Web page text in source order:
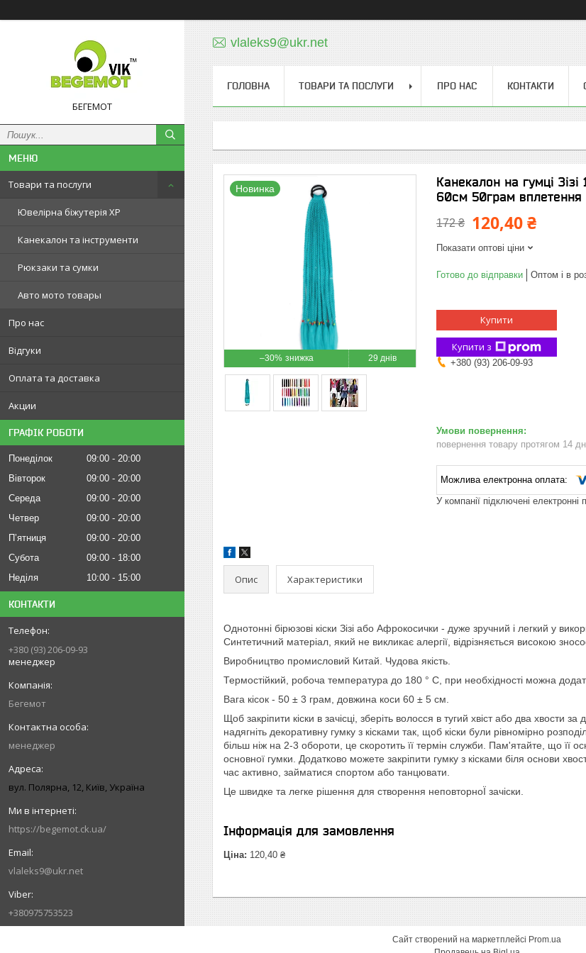
БЕГЕМОТ
Товари та послуги
Ювелірна біжутерія XP
Канекалон та інструменти
Рюкзаки та сумки
Авто мото товары
Про нас
Відгуки
Оплата та доставка
Акции
ГРАФІК РОБОТИ
Понеділок 09:00
20:00
Вівторок
09:00
20:00
Середа
09:00
20:00
Четвер
09:00
20:00
Пʼятниця
09:00
20:00
Субота
09:00
18:00
Неділя
10:00 15:00
КОНТАКТИ
+380 (93) 206-09-93
менеджер
Бегемот
менеджер
вул. Полярна, 12, Київ, Україна
https://begemot.ck.ua/
vlaleks9@ukr.net
+380975753523
vlaleks9@ukr.net
ГОЛОВНА ТОВАРИ ТА ПОСЛУГИ ПРО НАС КОНТАКТИ
–30% 29 днів
Новинка
Канекалон на гумці
60см 50грам вплетення
172 ₴ 120,40 ₴
Показати оптові ціни
Готово до відправки Оптом і в
Купити
Купити з
+380 (93) 206-09-93
повернення товару протягом 14
У компанії підключені
Опис Характеристики
Однотонні бірюзові кіски Зізі або Афрокосички - дуже зручний і легкий у
Синтетичний матеріал, який не викликає алергії, відрізняється високою
Виробництво промисловий Китай. Чудова якість.
Термостійкий, робоча температура до 180 ° С, при необхідності можна
Вага кісок - 50 ± 3 грам, довжина коси 60 ± 5 см.
Щоб закріпити кіски в зачісці, зберіть волосся в тугий хвіст або два
надягніть декоративну гумку з кісками так, щоб кіски були рівномірно
більш ніж на 2-3 обороти, це скоротить її термін служби. Пам'ятайте, що її
основної гумки. Додатково можете закріпити гумку з кісками біля основи
час активно, займатися спортом або танцювати.
Це швидке та легке рішення для створення неповторноЇ зачіски.
Інформація для замовлення
Ціна: 120,40 ₴
Сайт створений на маркетплейсі Prom.ua